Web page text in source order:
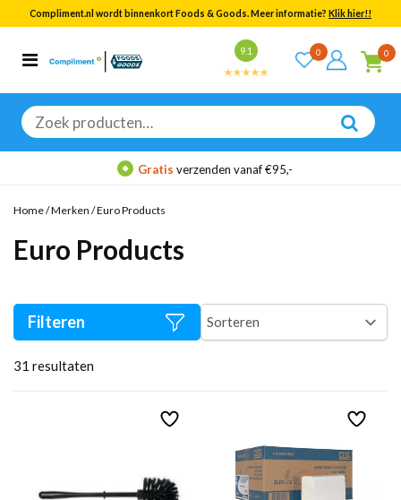
Compliment.nl wordt binnenkort Foods & Goods. Meer informatie? Klik hier!!
9.1 0 0
Zoeken
naar:
Categorieën
Bekijk alle resultaten
Gratis verzenden vanaf €95,-
Home/Merken /Euro Products
Euro Products
31 resultaten
Filteren